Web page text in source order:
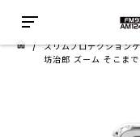
/スリムプロテクショ
坊治郎 ズーム そこま